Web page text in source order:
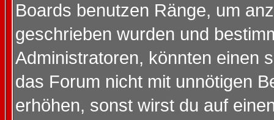
Boards benutzen Ränge, um
geschrieben wurden und
Administratoren, könnten einen
das Forum nicht mit unnötigen
erhöhen, sonst wirst du auf